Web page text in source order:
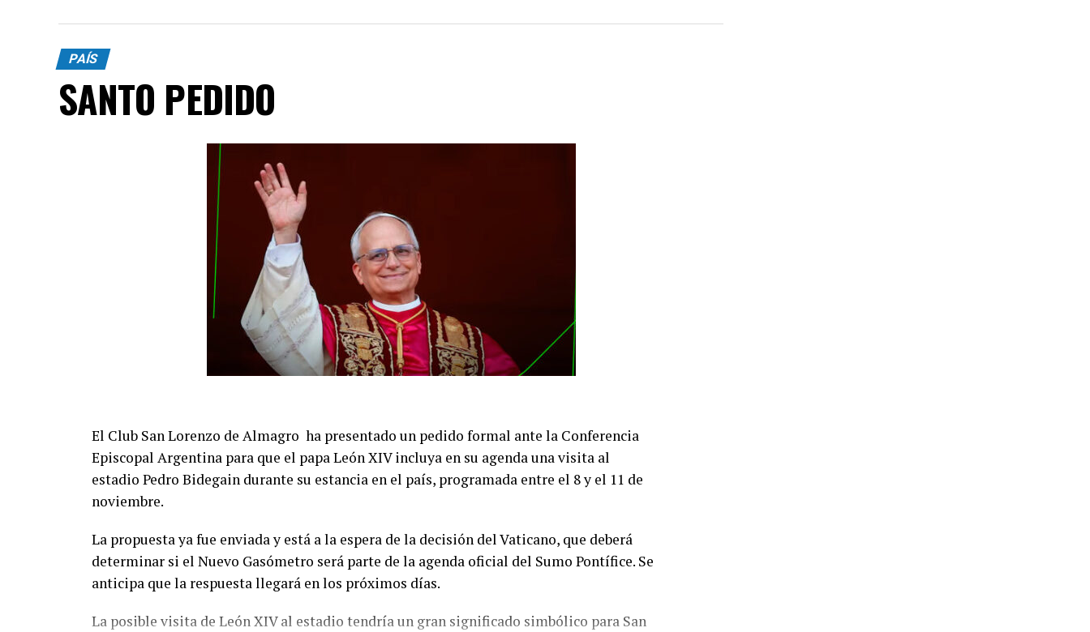
PAÍS
SANTO PEDIDO
El Club San Lorenzo de Almagro ha presentado un pedido formal ante la Conferencia
Episcopal Argentina para que el papa León XIV incluya en su agenda una visita al
estadio Pedro Bidegain durante su estancia en el país, programada entre el 8 y el 11 de
noviembre.
La propuesta ya fue enviada y está a la espera de la decisión del Vaticano, que deberá
determinar si el Nuevo Gasómetro será parte de la agenda oficial del Sumo Pontífice. Se
anticipa que la respuesta llegará en los próximos días.
La posible visita de León XIV al estadio tendría un gran significado simbólico para San